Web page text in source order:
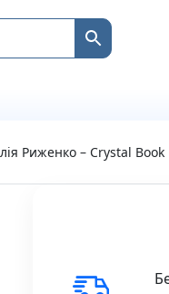
Риженко – Crystal Book